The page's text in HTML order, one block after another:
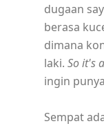
dugaan
berasa
dimana
laki. So it's
ingin
Sempat